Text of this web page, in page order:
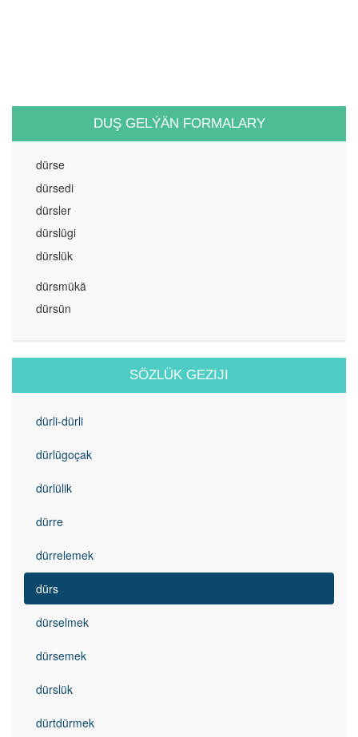
DUŞ GELÝÄN FORMALARY
dürse
dürsedi
dürsler
dürslügi
dürslük
dürsmükä
dürsün
SÖZLÜK GEZIJI
dürli-dürli
dürlügoçak
dürlülik
dürre
dürrelemek
dürs
dürselmek
dürsemek
dürslük
dürtdürmek